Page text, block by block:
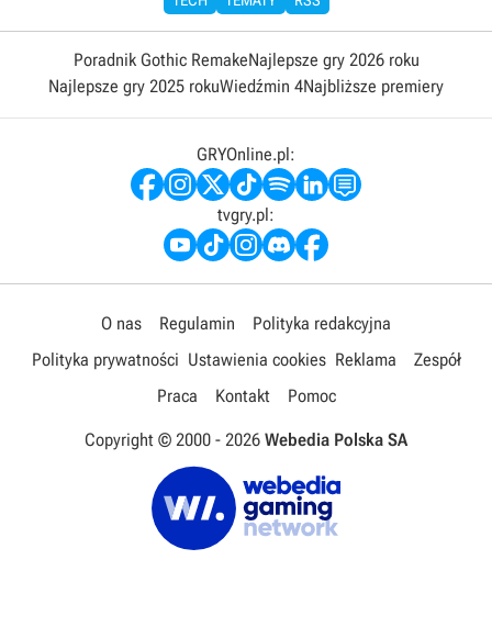
Poradnik Gothic RemakeNajlepsze gry 2026 roku
Najlepsze gry 2025 rokuWiedźmin 4Najbliższe premiery
GRYOnline.pl:
tvgry.pl:
O nas Regulamin
Polityka redakcyjna
Polityka prywatności Ustawienia cookies Reklama
Zespół
Praca
Kontakt Pomoc
Copyright © 2000 - 2026 Webedia Polska SA